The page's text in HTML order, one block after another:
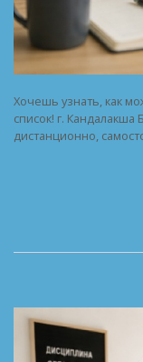
Хочешь узнать, как
список! г.
дистанционно,